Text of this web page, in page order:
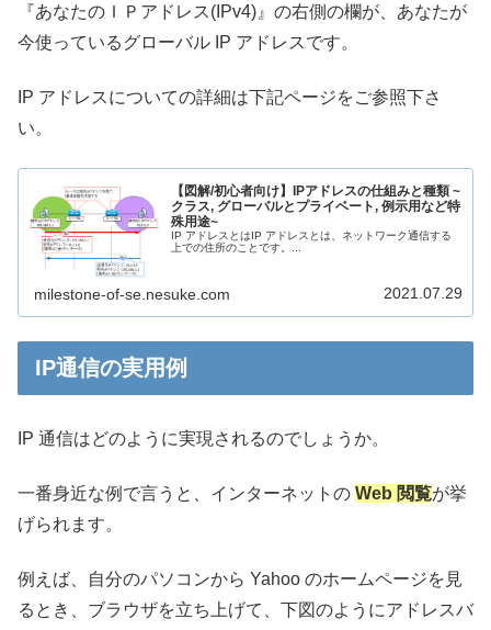
『あなたのＩＰアドレス(IPv4)』の右側の欄が、あなたが
今使っているグローバル IP アドレスです。
IP アドレスについての詳細は下記ページをご参照下さ
い。
【図解/初心者向け】IPアドレスの仕組みと種類 ~
クラス, グローバルとプライベート, 例示用など特
殊用途~
IP アドレスとはIP アドレスとは、ネットワーク通信する
上での住所のことです。...
milestone-of-se.nesuke.com 2021.07.29
IP通信の実用例
IP 通信はどのように実現されるのでしょうか。
一番身近な例で言うと、インターネットの Web 閲覧が挙
げられます。
例えば、自分のパソコンから Yahoo のホームページを見
るとき、ブラウザを立ち上げて、下図のようにアドレスバ